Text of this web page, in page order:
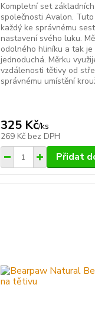
Kompletní set
společnosti Avalon.
každý ke správnému
nastavení svého luku.
odolného hliníku a tak
jednoduchá. Měrku
vzdálenosti tětivy od
správnému umístění
325 Kč/ks
269 Kč bez DPH
Přidat